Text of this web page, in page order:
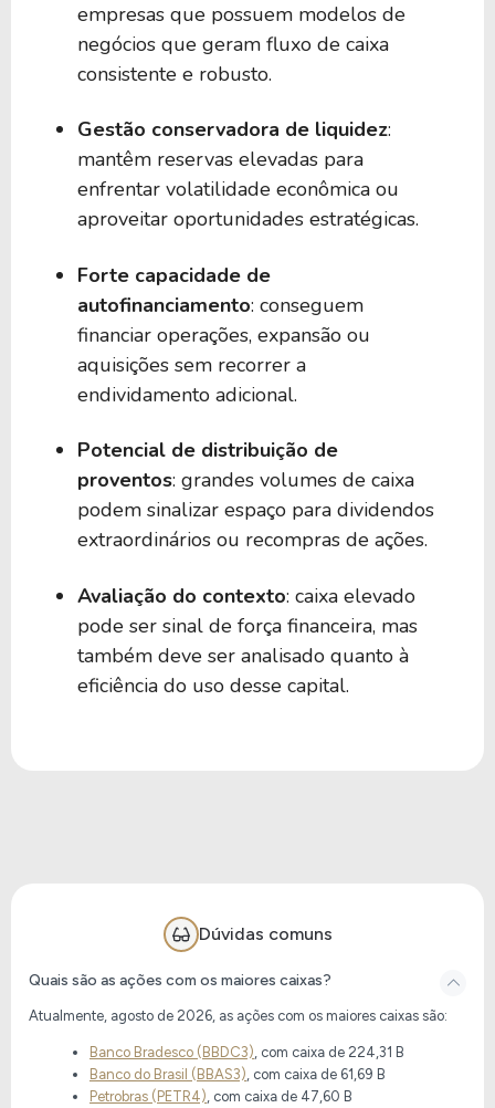
empresas que possuem modelos de
negócios que geram fluxo de caixa
consistente e robusto.
Gestão conservadora de liquidez:
mantêm reservas elevadas para
enfrentar volatilidade econômica ou
aproveitar oportunidades estratégicas.
Forte capacidade de
autofinanciamento: conseguem
financiar operações, expansão ou
aquisições sem recorrer a
endividamento adicional.
Potencial de distribuição de
proventos: grandes volumes de caixa
podem sinalizar espaço para dividendos
extraordinários ou recompras de ações.
Avaliação do contexto: caixa elevado
pode ser sinal de força financeira, mas
também deve ser analisado quanto à
eficiência do uso desse capital.
Dúvidas comuns
Quais são as ações com os maiores caixas?
Atualmente, agosto de 2026, as ações com os maiores caixas são:
Banco Bradesco (BBDC3) , com caixa de 224,31 B
Banco do Brasil (BBAS3) , com caixa de 61,69 B
Petrobras (PETR4) , com caixa de 47,60 B